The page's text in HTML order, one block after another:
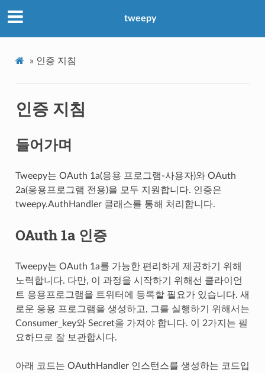
tweepy
» 인증 지침
인증 지침
들어가며
Tweepy는 OAuth 1a(응용 프로그램-사용자)와 OAuth
2a(응용프로그램 전용)을 모두 지원합니다. 인증은
tweepy.AuthHandler 클래스를 통해 처리합니다.
OAuth 1a 인증
Tweepy는 OAuth 1a를 가능한 편리하게 제공하기 위해
노력합니다. 다만, 이 과정을 시작하기 위해선 클라이언
트 응용프로그램을 트위터에 등록할 필요가 있습니다. 새
로운 응용 프로그램을 생성하고, 그를 실행하기 위해서는
Consumer_key와 Secret을 가져야 합니다. 이 2가지는 필
요하므로 잘 보관합시다.
아래 코드는 OAuthHandler 인스턴스를 생성하는 코드입